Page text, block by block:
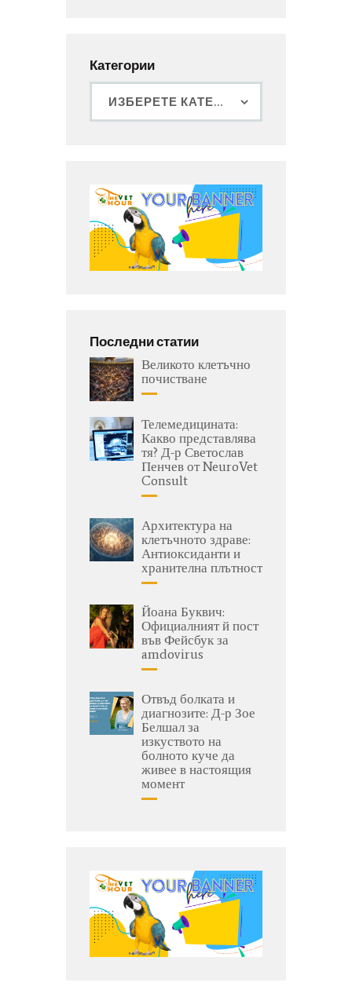
Категории
Последни статии
Великото клетъчно
почистване
Телемедицината:
Какво представлява
тя? Д-р Светослав
Пенчев от NeuroVet
Consult
Архитектура на
клетъчното здраве:
Антиоксиданти и
хранителна плътност
Йоана Буквич:
Официалният й пост
във Фейсбук за
amdovirus
Отвъд болката и
диагнозите: Д-р Зое
Белшал за
изкуството на
болното куче да
живее в настоящия
момент